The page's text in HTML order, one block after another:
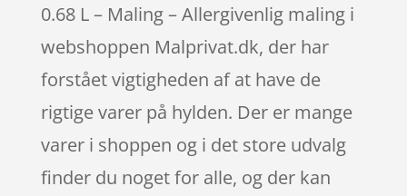
0.68 L – Maling – Allergivenlig maling i
webshoppen Malprivat.dk, der har
forstået vigtigheden af at have de
rigtige varer på hylden. Der er mange
varer i shoppen og i det store udvalg
finder du noget for alle, og der kan